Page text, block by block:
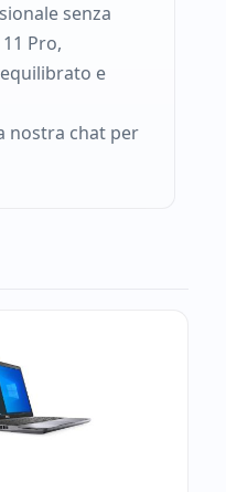
senza
Pro,
e
nostra chat per